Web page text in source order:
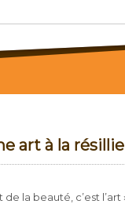
art à la
la beauté, c’est l’art